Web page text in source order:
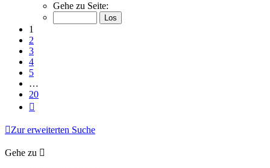
von
Gehe zu Seite:
1
2
3
4
5
…
20
Zur erweiterten Suche
Gehe zu